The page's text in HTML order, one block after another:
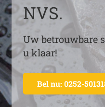
NVS.
Uw betrouwbare
u klaar!
Bel nu: 0252-